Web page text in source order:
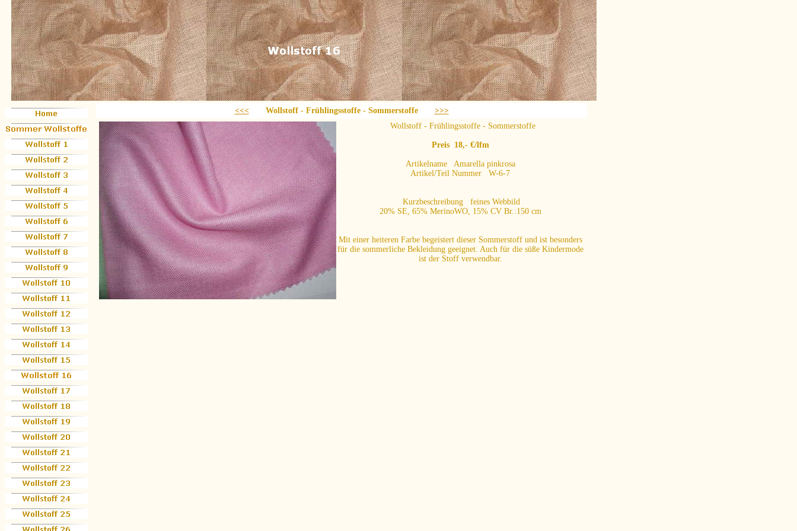
<<<Wollstoff - Frühlingsstoffe - Sommerstoffe >>>
Wollstoff - Frühlingsstoffe - Sommerstoffe
Preis 18,- €/lfm
Artikelname Amarella pinkrosa
Artikel/Teil Nummer W-6-7
Kurzbeschreibung feines Webbild
20% SE, 65% MerinoWO, 15% CV Br.:150 cm
Mit einer heiteren Farbe begeistert dieser Sommerstoff und ist besonders
für die sommerliche Bekleidung geeignet. Auch für die süße Kindermode
ist der Stoff verwendbar.